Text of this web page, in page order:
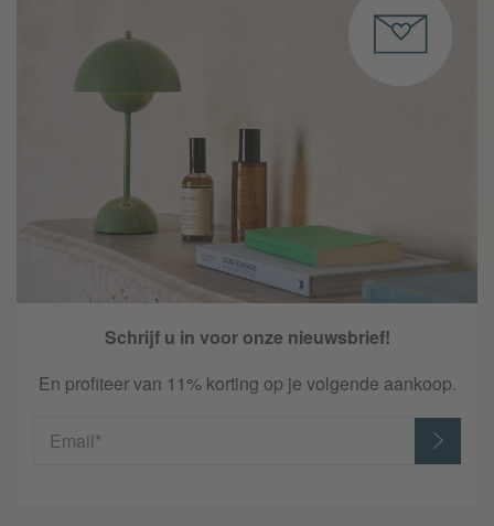
Schrijf u in voor onze nieuwsbrief!
En profiteer van 11% korting op je volgende aankoop.
Email*